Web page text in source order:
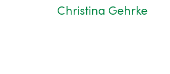
Christina Gehrke